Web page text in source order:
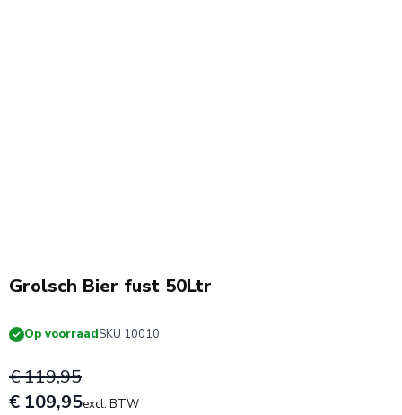
Grolsch Bier fust 50Ltr
Op voorraadSKU 10010
€ 119,95
€ 109,95excl. BTW